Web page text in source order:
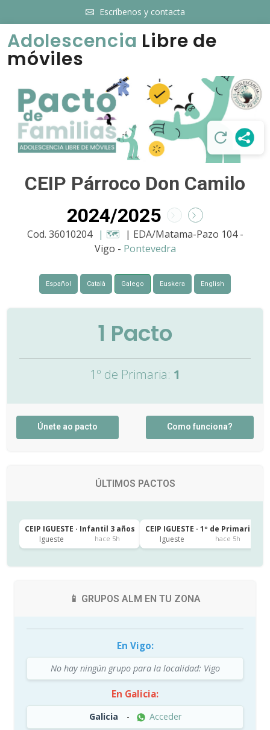
Escríbenos y contacta
Adolescencia Libre de
móviles
CEIP Párroco Don Camilo
2024/2025
Cod. 36010204 | 🗺️ | EDA/Matama-Pazo 104 -
Vigo - Pontevedra
Español Català Galego Euskera English
1 Pacto
1º de Primaria: 1
Únete ao pacto Como funciona?
ÚLTIMOS PACTOS
CEIP IGUESTE · Infantil 3 años
Igueste
hace 5h
CEIP IGUESTE · 1º de Primaria
Igueste
hace 5h
📱 GRUPOS ALM EN TU ZONA
En Vigo:
No hay ningún grupo para la localidad: Vigo
En Galicia:
Galicia - Acceder